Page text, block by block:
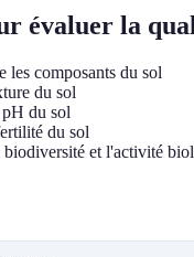
évaluer la
les composants du sol
du sol
du sol
du sol
biodiversité et l'activité